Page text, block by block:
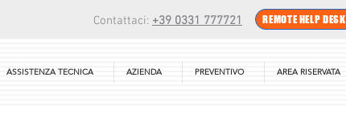
Contattaci: +39 0331 777721 REMOTE HELP DESK
ASSISTENZA TECNICA AZIENDA PREVENTIVO AREA RISERVATA